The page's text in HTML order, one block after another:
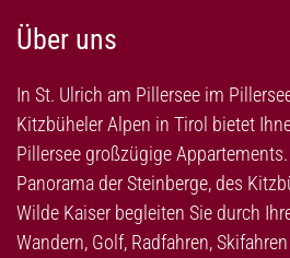
Über uns
In St. Ulrich am Pillersee im
Kitzbüheler Alpen in Tirol bietet
Pillersee großzügige
Panorama der Steinberge, des
Wilde Kaiser begleiten Sie durch
Wandern, Golf, Radfahren,